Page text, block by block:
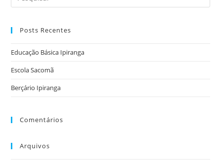
a
Posts Recentes
Educação Básica Ipiranga
Escola Sacomã
Berçário Ipiranga
Comentários
Arquivos